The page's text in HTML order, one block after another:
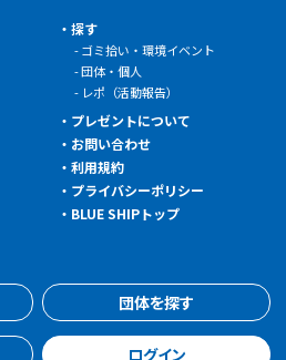
探す
ゴミ拾い・環境イベント
団体・個人
レポ（活動報告）
プレゼントについて
お問い合わせ
利用規約
プライバシーポリシー
BLUE SHIPトップ
団体を探す
ログイン